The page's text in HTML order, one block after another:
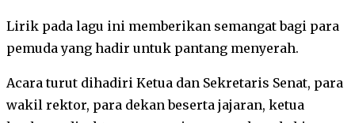
Lirik pada lagu ini memberikan semangat bagi para
pemuda yang hadir untuk pantang menyerah.
Acara turut dihadiri Ketua dan Sekretaris Senat, para
wakil rektor, para dekan beserta jajaran, ketua